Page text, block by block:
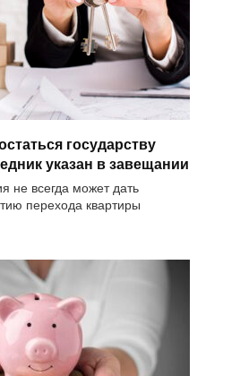
государству
указан в завещании
не всегда может дать
перехода квартиры